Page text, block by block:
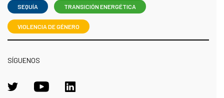
SEQUÍA TRANSICIÓN ENERGÉTICA
VIOLENCIA DE GÉNERO
SÍGUENOS